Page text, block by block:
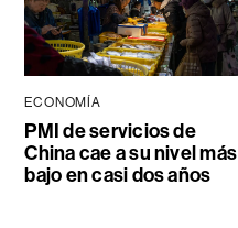
ECONOMÍA
PMI de servicios de
China cae a su nivel más
bajo en casi dos años